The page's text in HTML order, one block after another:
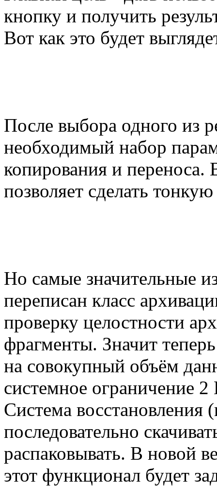
кнопку и получить
Вот как это будет
После выбора одного из
необходимый набор
копирования и
позволяет сделать
Но самые значительные
переписан класс
проверку целостности
фрагменты. Значит
на совокупный объём
системное ограничение 2
Система восстановления
последовательно
распаковывать. В новой
этот функционал будет